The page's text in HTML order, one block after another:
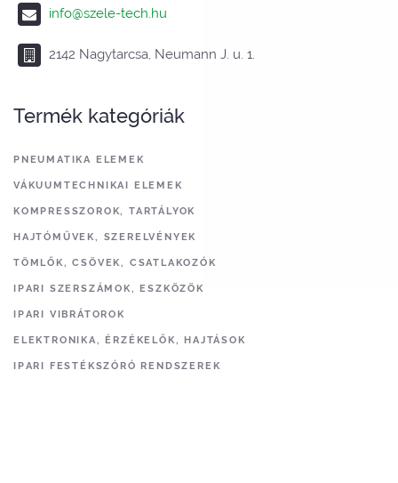
info@szele-tech.hu
2142 Nagytarcsa, Neumann J. u. 1.
Termék kategóriák
PNEUMATIKA ELEMEK
VÁKUUMTECHNIKAI ELEMEK
KOMPRESSZOROK, TARTÁLYOK
HAJTÓMŰVEK, SZERELVÉNYEK
TÖMLŐK, CSÖVEK, CSATLAKOZÓK
IPARI SZERSZÁMOK, ESZKÖZÖK
IPARI VIBRÁTOROK
ELEKTRONIKA, ÉRZÉKELŐK, HAJTÁSOK
IPARI FESTÉKSZÓRÓ RENDSZEREK